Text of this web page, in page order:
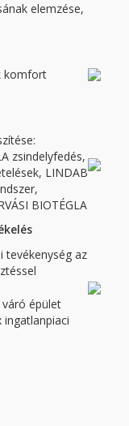
elemzése,
komfort
zsindelyfedés,
LINDAB
BIOTÉGLA
tevékenység az
épület